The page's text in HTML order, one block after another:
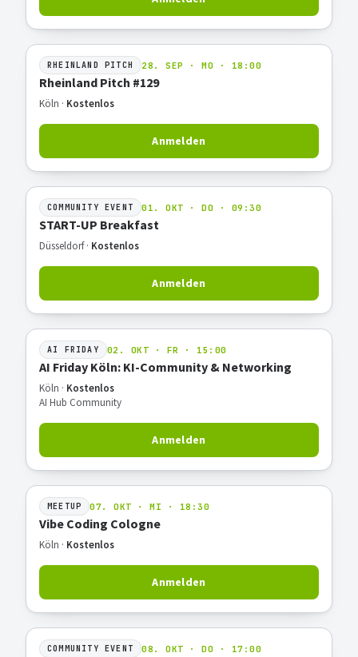
RHEINLAND PITCH 28. SEP · MO · 18:00
Rheinland Pitch #129
Köln · Kostenlos
Anmelden
COMMUNITY EVENT 01. OKT · DO · 09:30
START-UP Breakfast
Düsseldorf · Kostenlos
Anmelden
AI FRIDAY 02. OKT · FR · 15:00
AI Friday Köln: KI-Community & Networking
Köln · Kostenlos
AI Hub Community
Anmelden
MEETUP 07. OKT · MI · 18:30
Vibe Coding Cologne
Köln · Kostenlos
Anmelden
COMMUNITY EVENT 08. OKT · DO · 17:00